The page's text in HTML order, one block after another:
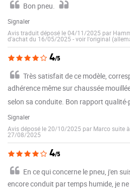
Bon pneu.
Signaler
Avis traduit déposé le 04/11/2025 par
d'achat du 16/05/2025 -voir l'original
4/5
Très satisfait de ce modèle,
adhérence même sur chaussée
selon sa conduite. Bon rapport qualité-
Signaler
Avis déposé le 20/10/2025 par Marco suite
27/08/2025
4/5
En ce qui concerne le pneu, j'en
encore conduit par temps humide, je